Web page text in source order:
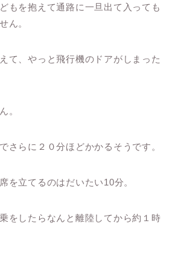
もを抱えて通路に一旦出て入っても
ん。
て、やっと飛行機のドアがしまった
。
さらに２０分ほどかかるそうです。
を立てるのはだいたい10分。
をしたらなんと離陸してから約１時